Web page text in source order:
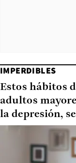
IMPERDIBLES
Estos hábitos
adultos
la depresión,